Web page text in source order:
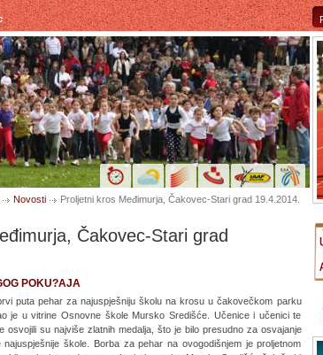
Novosti Proljetni kros Međimurja, Čakovec-Stari grad 19.4.2014.
Čakovec-Stari grad
POKU?AJA
puta pehar za najuspješniju školu na krosu u čakovečkom parku
je u vitrine Osnovne škole Mursko Središće. Učenice i učenici te
osvojili su najviše zlatnih medalja, što je bilo presudno za osvajanje
najuspješnije škole. Borba za pehar na ovogodišnjem je proljetnom